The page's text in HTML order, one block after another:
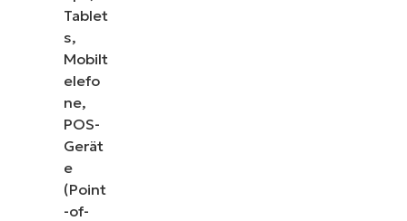
Tablet
s,
Mobilt
elefo
ne,
POS-
Gerät
e
(Point
-of-